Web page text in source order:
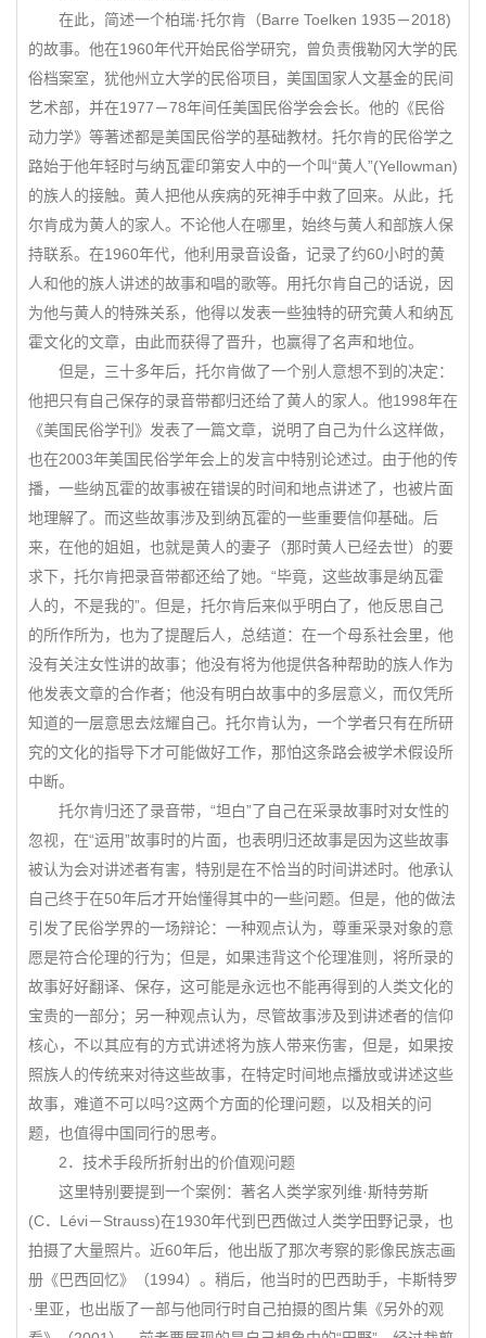
在此，简述一个柏瑞·托尔肯（Barre Toelken 1935－2018)
的故事。他在1960年代开始民俗学研究，曾负责俄勒冈大学的民
俗档案室，犹他州立大学的民俗项目，美国国家人文基金的民间
艺术部，并在1977－78年间任美国民俗学会会长。他的《民俗
动力学》等著述都是美国民俗学的基础教材。托尔肯的民俗学之
路始于他年轻时与纳瓦霍印第安人中的一个叫“黄人”(Yellowman)
的族人的接触。黄人把他从疾病的死神手中救了回来。从此，托
尔肯成为黄人的家人。不论他人在哪里，始终与黄人和部族人保
持联系。在1960年代，他利用录音设备，记录了约60小时的黄
人和他的族人讲述的故事和唱的歌等。用托尔肯自己的话说，因
为他与黄人的特殊关系，他得以发表一些独特的研究黄人和纳瓦
霍文化的文章，由此而获得了晋升，也赢得了名声和地位。
但是，三十多年后，托尔肯做了一个别人意想不到的决定：
他把只有自己保存的录音带都归还给了黄人的家人。他1998年在
《美国民俗学刊》发表了一篇文章，说明了自己为什么这样做，
也在2003年美国民俗学年会上的发言中特别论述过。由于他的传
播，一些纳瓦霍的故事被在错误的时间和地点讲述了，也被片面
地理解了。而这些故事涉及到纳瓦霍的一些重要信仰基础。后
来，在他的姐姐，也就是黄人的妻子（那时黄人已经去世）的要
求下，托尔肯把录音带都还给了她。“毕竟，这些故事是纳瓦霍
人的，不是我的”。但是，托尔肯后来似乎明白了，他反思自己
的所作所为，也为了提醒后人，总结道：在一个母系社会里，他
没有关注女性讲的故事；他没有将为他提供各种帮助的族人作为
他发表文章的合作者；他没有明白故事中的多层意义，而仅凭所
知道的一层意思去炫耀自己。托尔肯认为，一个学者只有在所研
究的文化的指导下才可能做好工作，那怕这条路会被学术假设所
中断。
托尔肯归还了录音带，“坦白”了自己在采录故事时对女性的
忽视，在“运用”故事时的片面，也表明归还故事是因为这些故事
被认为会对讲述者有害，特别是在不恰当的时间讲述时。他承认
自己终于在50年后才开始懂得其中的一些问题。但是，他的做法
引发了民俗学界的一场辩论：一种观点认为，尊重采录对象的意
愿是符合伦理的行为；但是，如果违背这个伦理准则，将所录的
故事好好翻译、保存，这可能是永远也不能再得到的人类文化的
宝贵的一部分；另一种观点认为，尽管故事涉及到讲述者的信仰
核心，不以其应有的方式讲述将为族人带来伤害，但是，如果按
照族人的传统来对待这些故事，在特定时间地点播放或讲述这些
故事，难道不可以吗?这两个方面的伦理问题，以及相关的问
题，也值得中国同行的思考。
2．技术手段所折射出的价值观问题
这里特别要提到一个案例：著名人类学家列维·斯特劳斯
(C．Lévi－Strauss)在1930年代到巴西做过人类学田野记录，也
拍摄了大量照片。近60年后，他出版了那次考察的影像民族志画
册《巴西回忆》（1994）。稍后，他当时的巴西助手，卡斯特罗
·里亚，也出版了一部与他同行时自己拍摄的图片集《另外的观